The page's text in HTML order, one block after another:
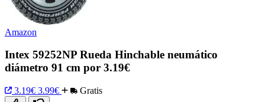
Amazon
Intex 59252NP Rueda Hinchable neumático
diámetro 91 cm por 3.19€
3.19€ 3.99€ Gratis